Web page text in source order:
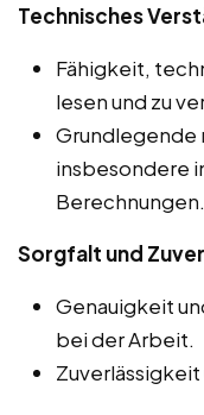
Technisches
Fähigkeit,
lesen und zu
Grundlegende
insbesondere
Berechnungen.
Sorgfalt und
Genauigkeit
bei der Arbeit.